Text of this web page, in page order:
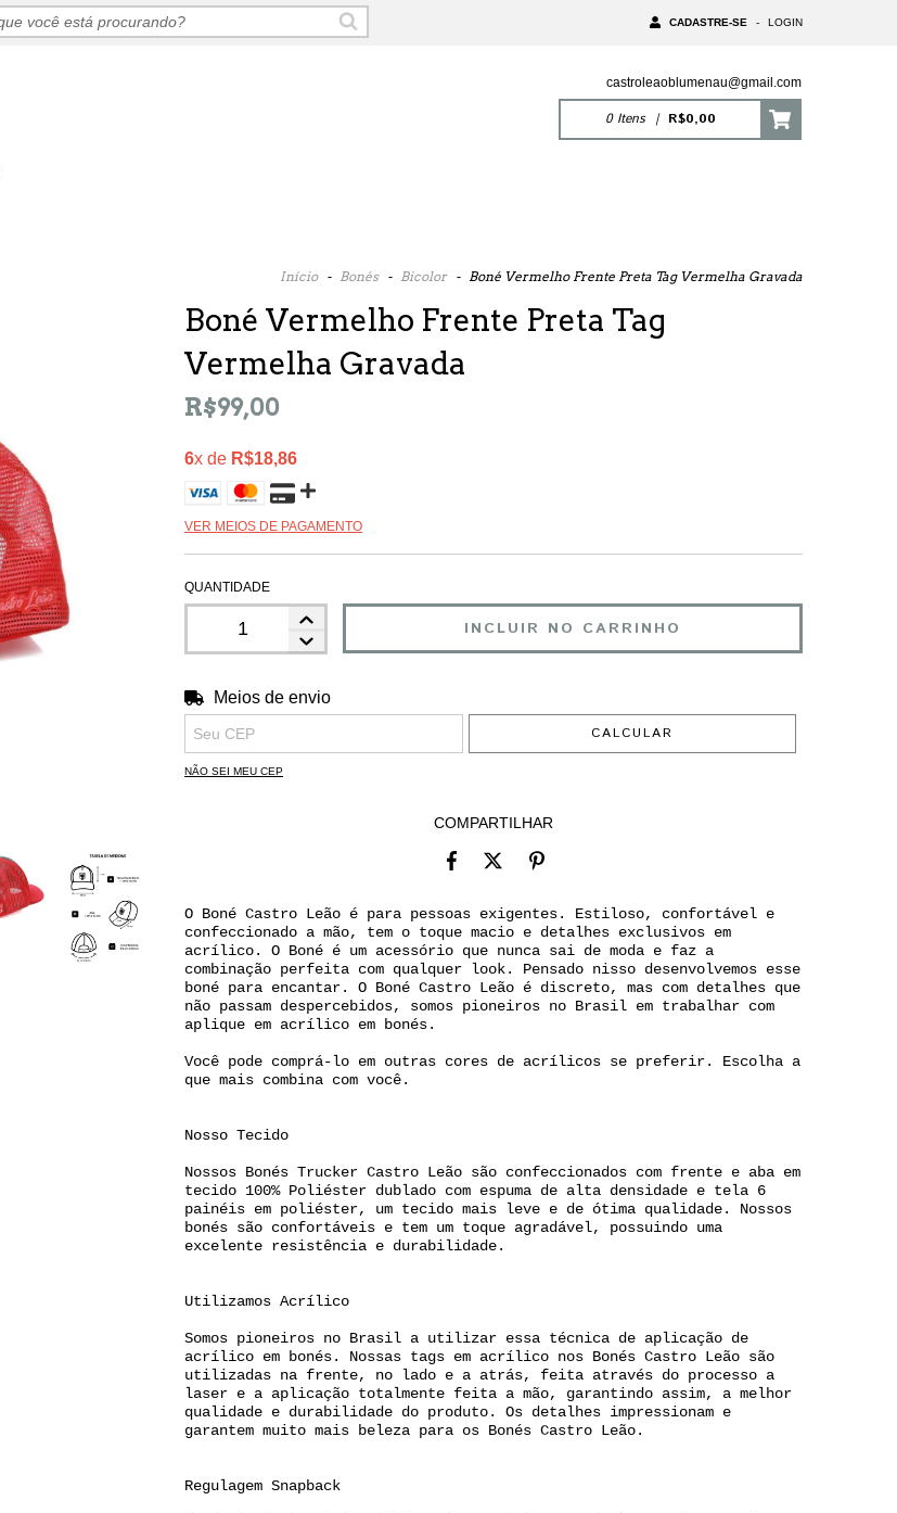
CADASTRE-SE - LOGIN
castroleaoblumenau@gmail.com
0 Itens | R$0,00
Início - Bonés - Bicolor - Boné Vermelho Frente Preta Tag Vermelha Gravada
Boné Vermelho Frente Preta Tag
Vermelha Gravada
R$99,00
6x de R$18,86
VER MEIOS DE PAGAMENTO
QUANTIDADE
Entregas para o CEP:
Meios de envio
CALCULAR
NÃO SEI MEU CEP
COMPARTILHAR
O Boné Castro Leão é para pessoas exigentes. Estiloso, confortável e
confeccionado a mão, tem o toque macio e detalhes exclusivos em
acrílico. O Boné é um acessório que nunca sai de moda e faz a
combinação perfeita com qualquer look. Pensado nisso desenvolvemos esse
boné para encantar. O Boné Castro Leão é discreto, mas com detalhes que
não passam despercebidos, somos pioneiros no Brasil em trabalhar com
aplique em acrílico em bonés.
Você pode comprá-lo em outras cores de acrílicos se preferir. Escolha a
que mais combina com você.
Nosso Tecido
Nossos Bonés Trucker Castro Leão são confeccionados com frente e aba em
tecido 100% Poliéster dublado com espuma de alta densidade e tela 6
painéis em poliéster, um tecido mais leve e de ótima qualidade. Nossos
bonés são confortáveis e tem um toque agradável, possuindo uma
excelente resistência e durabilidade.
Utilizamos Acrílico
Somos pioneiros no Brasil a utilizar essa técnica de aplicação de
acrílico em bonés. Nossas tags em acrílico nos Bonés Castro Leão são
utilizadas na frente, no lado e a atrás, feita através do processo a
laser e a aplicação totalmente feita a mão, garantindo assim, a melhor
qualidade e durabilidade do produto. Os detalhes impressionam e
garantem muito mais beleza para os Bonés Castro Leão.
Regulagem Snapback